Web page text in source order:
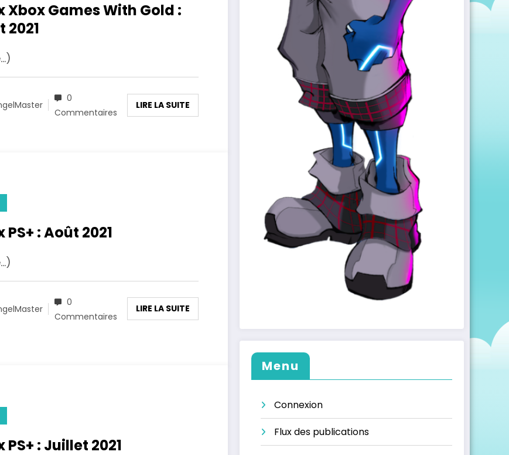
Xbox Games With Gold :
2021
0
Commentaires
LIRE LA SUITE
PS+ : Août 2021
0
Commentaires
LIRE LA SUITE
PS+ : Juillet 2021
Menu
Connexion
Flux des publications